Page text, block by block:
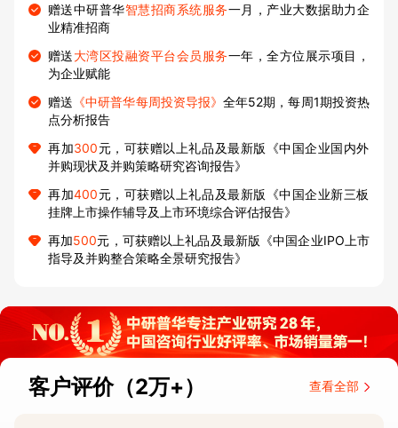
赠送中研普华智慧招商系统服务一月，产业大数据助力企
业精准招商
赠送大湾区投融资平台会员服务一年，全方位展示项目，
为企业赋能
赠送 《中研普华每周投资导报》全年52期，每周1期投资热
点分析报告
再加300元，可获赠以上礼品及最新版《中国企业国内外
并购现状及并购策略研究咨询报告》
再加400元，可获赠以上礼品及最新版《中国企业新三板
挂牌上市操作辅导及上市环境综合评估报告》
再加500元，可获赠以上礼品及最新版《中国企业IPO上市
指导及并购整合策略全景研究报告》
客户评价（2万+） 查看全部